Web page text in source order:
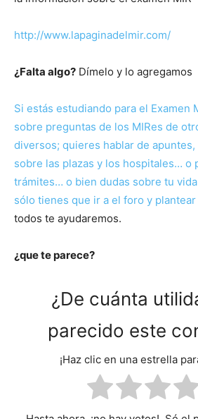
http://www.lapaginadelmir.com/
¿Falta algo? Dímelo y lo agregamos
Si estás estudiando para el Examen
sobre preguntas de los MIRes de
diversos; quieres hablar de
sobre las plazas y los hospitales… o
trámites… o bien dudas sobre tu
sólo tienes que ir a el foro y
todos te ayudaremos.
¿que te parece?
¿De cuánta
parecido este
¡Haz clic en una estrella